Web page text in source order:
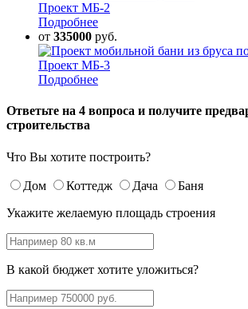
Проект МБ-2
Подробнее
от 335000 руб.
Проект МБ-3
Подробнее
Ответьте на 4 вопроса и получите
строительства
Что Вы хотите построить?
Дом Коттедж Дача
Баня
Укажите желаемую площадь строения
В какой бюджет хотите уложиться?